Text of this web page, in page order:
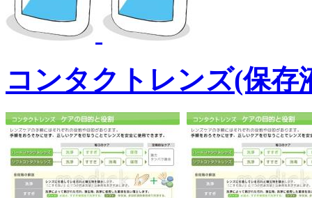
コンタクトレンズ(保存